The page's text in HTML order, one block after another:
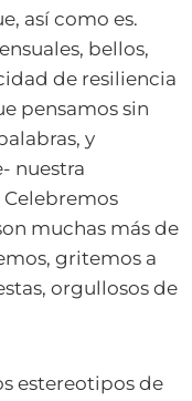
así como es.
bellos,
de resiliencia
pensamos sin
y
nuestra
muchas más de
gritemos a
orgullosos de
estereotipos de